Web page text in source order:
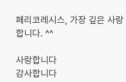
페리코레시스, 가장 깊은 사
합니다. ^^
사랑합니다
감사합니다